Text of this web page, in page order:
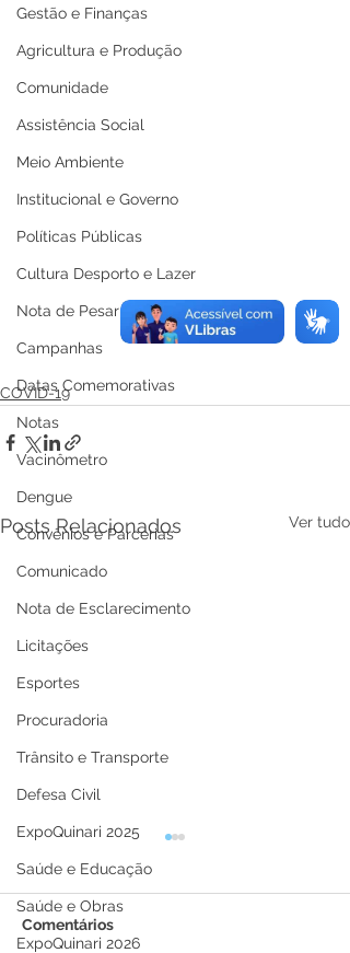
Gestão e Finanças
Agricultura e Produção
Comunidade
Assistência Social
Meio Ambiente
Institucional e Governo
Políticas Públicas
Cultura Desporto e Lazer
Nota de Pesar
Campanhas
Datas Comemorativas
Notas
Vacinômetro
Dengue
Convênios e Parcerias
Comunicado
Nota de Esclarecimento
Licitações
Esportes
Procuradoria
Trânsito e Transporte
Defesa Civil
ExpoQuinari 2025
Saúde e Educação
Saúde e Obras
ExpoQuinari 2026
COVID-19
Posts Relacionados Ver tudo
Comentários